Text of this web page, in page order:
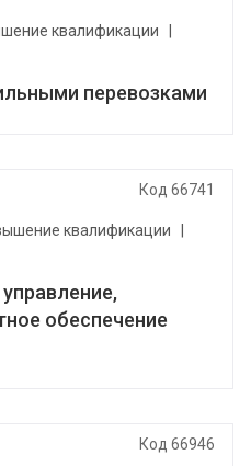
квалификации
перевозками
Код 66741
квалификации
обеспечение
Код 66946